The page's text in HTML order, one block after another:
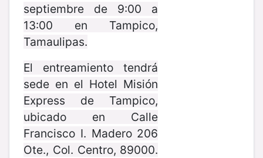
septiembre de 9:00 a
13:00 en Tampico,
Tamaulipas.
El entreamiento tendrá
sede en el Hotel Misión
Express de Tampico,
ubicado en Calle
Francisco I. Madero 206
Ote., Col. Centro, 89000.